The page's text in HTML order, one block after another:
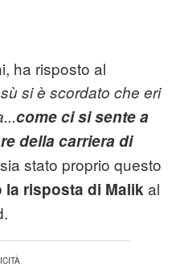
ha risposto al
si è scordato che eri
come ci si sente a
della carriera di
stato proprio questo
la risposta di Malikal